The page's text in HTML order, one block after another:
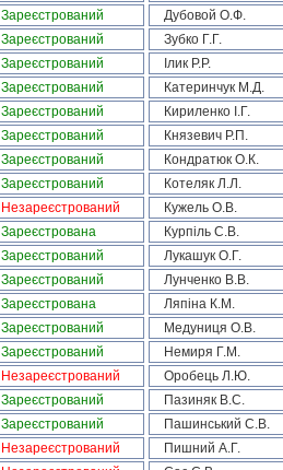
Зареєстрований Дубовой О.Ф.
Зареєстрований Зубко Г.Г.
Зареєстрований Ілик Р.Р.
Зареєстрований Катеринчук М.Д.
Зареєстрований Кириленко І.Г.
Зареєстрований Князевич Р.П.
Зареєстрований Кондратюк О.К.
Зареєстрований Котеляк Л.Л.
Незареєстрований Кужель О.В.
Зареєстрована Курпіль С.В.
Зареєстрований Лукашук О.Г.
Зареєстрований Лунченко В.В.
Зареєстрована Ляпіна К.М.
Зареєстрований Медуниця О.В.
Зареєстрований Немиря Г.М.
Незареєстрований Оробець Л.Ю.
Зареєстрований Пазиняк В.С.
Зареєстрований Пашинський С.В.
Незареєстрований Пишний А.Г.